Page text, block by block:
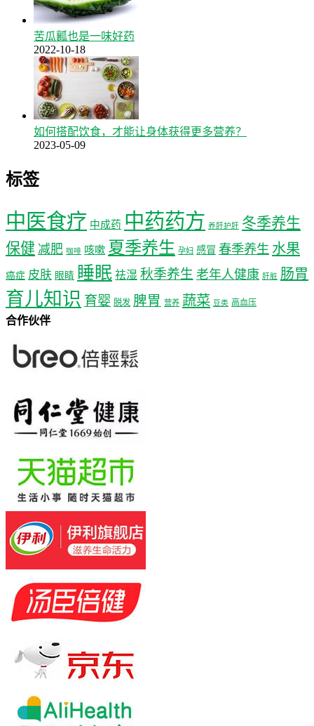
苦瓜瓤也是一味好药
2022-10-18
如何搭配饮食，才能让身体获得更多营养？
2023-05-09
标签
中医食疗 中成药 中药药方 养肝护肝 冬季养生
保健 减肥 咖啡 咳嗽 夏季养生 孕妇 感冒 春季养生 水果
癌症 皮肤 眼睛 睡眠 祛湿 秋季养生 老年人健康 肝脏 肠胃
育儿知识 育婴 脱发 脾胃 营养 蔬菜 豆类 高血压
合作伙伴